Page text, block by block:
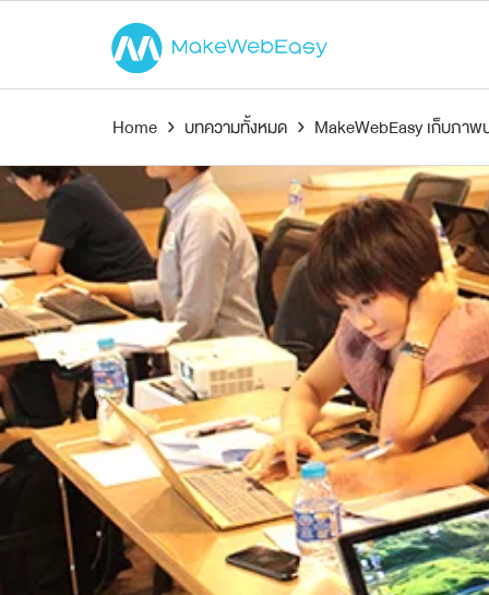
Home › บทความทั้งหมด › MakeWebEasy เก็บภา